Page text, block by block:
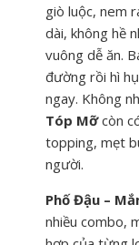
giò luộc, nem
dài, không hề
vuông dễ ăn.
đường rồi hì
ngay. Không
Tóp Mỡcòn
topping, mẹt
người.
Phố Đậu –
nhiều combo,